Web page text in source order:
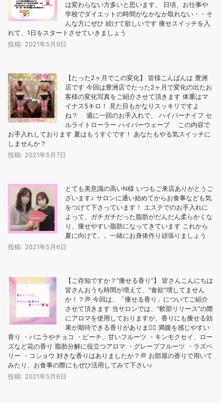
は変わらない方多いと思います。 日頃、お仕事や
学校でダイエットの時間がなかなか取れない・・そ
んな方にぜひ️ 続けて欲しいです 痩せスイッチを入
れて、1日をスタートさせていきましょう
投稿: 2021年5月9日
【たった2ヶ月でこの変化︎】 皆様こんばんは 豊洲
店です 今回は豊洲店でたった2ヶ月で変化の出たお
客様の変化写真をご紹介させて頂きます️ 体重はマ
イナス5キロ！ 見た目もかなりスッキリですよ
ね？ 週に一回のお手入れで、 ️ハイパーナイフ ️セ
ルライトローラー ️ハイパーウェーブ この内容で
お手入れしております 夏はもうすぐです！ あなたもやる気スイッチに
しませんか？
投稿: 2021年5月7日
とても美意識の高いN様️ いつもご来店ありがとうご
ざいます♪ サロンに通い始めてからお食事なども気
をつけて下さっています！ エステでのお手入れに
よって、ガチガチだった脂肪がだんだん柔らかくな
り、痩せやすい脂肪になってきています これから
夏に向けて、、一緒にお身体作り頑張りましょう
投稿: 2021年5月6日
【ご存知ですか？”痩せる香り”】 皆さんこんにちは
皆さんおうち時間が増えて、”食欲”増してません
か！？💭 今回は、「痩せる香り」についてご紹介
させて頂きます 当サロンでは、”軟部リリース”の際
にアロマを使用しておりますが、香りにも痩せる効
果が期待できる香りがあります🏻 ️満腹を感じやすい
香り ・バニラやチョコ ・ピーチ、甘いフルーツ ・キンモクセイ、ロー
ズなど花の香り ️脂肪分解に役立つアロマ ・グレープフルーツ ・ラズベ
リー ・コショウ 好きな香りはありましたか？💭 お部屋の香りで用いて
みたり、お食事の際にもぜひ活用してみて下さい♪
投稿: 2021年5月6日